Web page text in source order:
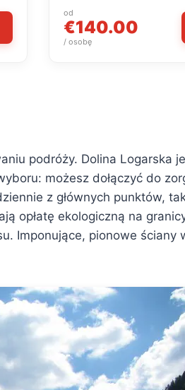
od
€140.00
/ osobę
podróży. Dolina Logarska
możesz dołączyć do
z głównych punktów,
opłatę ekologiczną na
Imponujące, pionowe ściany